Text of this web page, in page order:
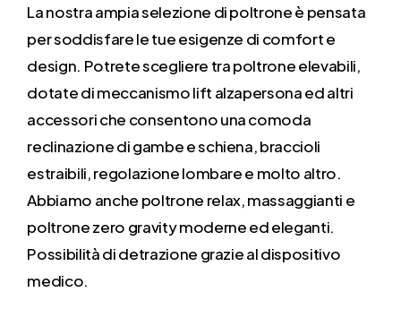
La nostra ampia selezione di poltrone è pensata
per soddisfare le tue esigenze di comfort e
design. Potrete scegliere tra poltrone elevabili,
dotate di meccanismo lift alzapersona ed altri
accessori che consentono una comoda
reclinazione di gambe e schiena, braccioli
estraibili, regolazione lombare e molto altro.
Abbiamo anche poltrone relax, massaggianti e
poltrone zero gravity moderne ed eleganti.
Possibilità di detrazione grazie al dispositivo
medico.